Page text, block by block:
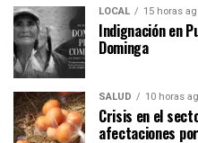
LOCAL 15 horas
Indignación en
Dominga
SALUD 10 horas
Crisis en el
afectaciones